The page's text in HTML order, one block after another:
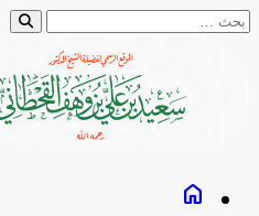
عن:
home